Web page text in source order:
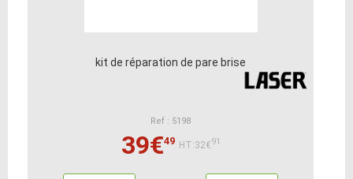
kit de réparation de pare brise
Ref : 5198
39€49 HT:32€91